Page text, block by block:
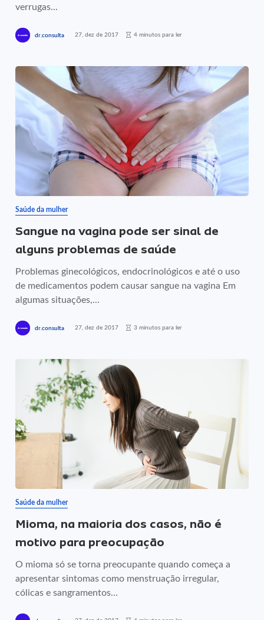
verrugas...
dr.consulta 27, dez de 2017 4 minutos para ler
Saúde da mulher
Sangue na vagina pode ser sinal de
alguns problemas de saúde
Problemas ginecológicos, endocrinológicos e até o uso
de medicamentos podem causar sangue na vagina Em
algumas situações,...
dr.consulta 27, dez de 2017 3 minutos para ler
Saúde da mulher
Mioma, na maioria dos casos, não é
motivo para preocupação
O mioma só se torna preocupante quando começa a
apresentar sintomas como menstruação irregular,
cólicas e sangramentos...